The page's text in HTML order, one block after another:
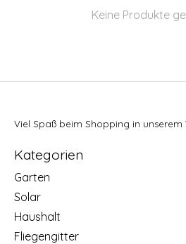
Keine Produkte
Viel Spaß beim Shopping in unserem
Kategorien
Garten
Solar
Haushalt
Fliegengitter